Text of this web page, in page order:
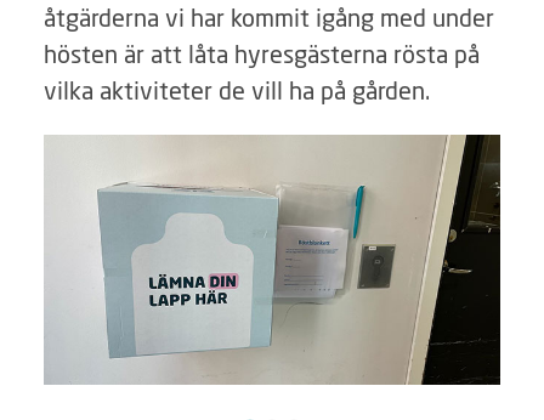
åtgärderna vi har kommit igång med under
hösten är att låta hyresgästerna rösta på
vilka aktiviteter de vill ha på gården.